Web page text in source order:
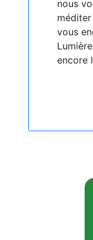
nous
vous
encore